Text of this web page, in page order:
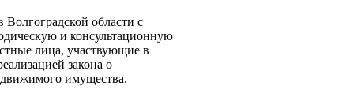
области с
и консультационную
лица, участвующие в
закона о
имущества.